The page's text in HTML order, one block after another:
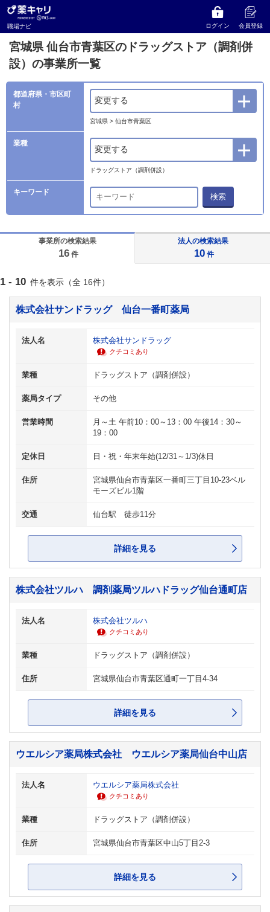
職場ナビ ログイン 会員登録
薬キャリ 職場ナビ
仙台市青葉区のドラッグストア（調剤併設）の事業所一覧
宮城県 仙台市青葉区のドラッグストア（調剤併
設）の事業所一覧
都道府県・市区町
村
変更する
宮城県 > 仙台市青葉区
業種
変更する
ドラッグストア（調剤併設）
キーワード 検索
事業所の検索結果
16 件
法人の検索結果
10 件
1 - 10 件を表示（全 16件）
株式会社サンドラッグ 仙台一番町薬局
法人名 株式会社サンドラッグ
クチコミあり
業種 ドラッグストア（調剤併設）
薬局タイプ その他
営業時間
月～土 午前10：00～13：00 午後14：30～
19：00
定休日 日・祝・年末年始(12/31～1/3)休日
住所
宮城県仙台市青葉区一番町三丁目10-23ベル
モーズビル1階
交通 仙台駅 徒歩11分
詳細を見る
株式会社ツルハ 調剤薬局ツルハドラッグ仙台通町店
法人名 株式会社ツルハ
クチコミあり
業種 ドラッグストア（調剤併設）
住所 宮城県仙台市青葉区通町一丁目4-34
詳細を見る
ウエルシア薬局株式会社 ウエルシア薬局仙台中山店
法人名 ウエルシア薬局株式会社
クチコミあり
業種 ドラッグストア（調剤併設）
住所 宮城県仙台市青葉区中山5丁目2-3
詳細を見る